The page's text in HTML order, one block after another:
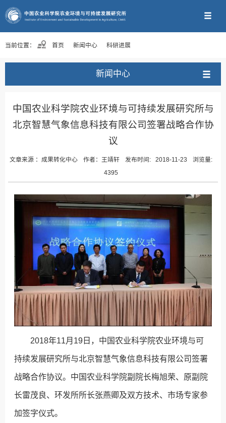
当前位置： 首页 新闻中心 科研进展
新闻中心
中国农业科学院农业环境与可持续发展研究所与
北京智慧气象信息科技有限公司签署战略合作协
议
文章来源 ： 成果转化中心 作者： 王靖轩 发布时间: 2018-11-23
浏览量:
4395
2018年11月19日，中国农业科学院农业环境与可
持续发展研究所与北京智慧气象信息科技有限公司签署
战略合作协议。中国农业科学院副院长梅旭荣、原副院
长雷茂良、环发所所长张燕卿及双方技术、市场专家参
加签字仪式。